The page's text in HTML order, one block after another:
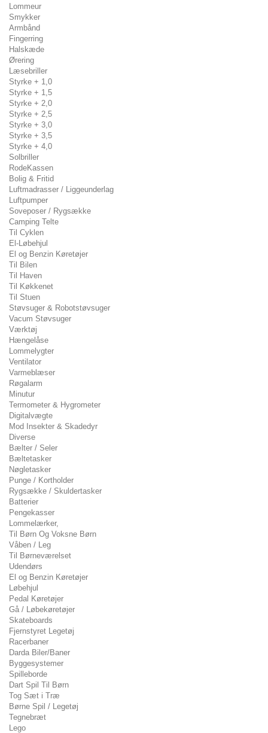
Lommeur
Smykker
Armbånd
Fingerring
Halskæde
Ørering
Læsebriller
Styrke + 1,0
Styrke + 1,5
Styrke + 2,0
Styrke + 2,5
Styrke + 3,0
Styrke + 3,5
Styrke + 4,0
Solbriller
RodeKassen
Bolig & Fritid
Luftmadrasser / Liggeunderlag
Luftpumper
Soveposer / Rygsække
Camping Telte
Til Cyklen
El-Løbehjul
El og Benzin Køretøjer
Til Bilen
Til Haven
Til Køkkenet
Til Stuen
Støvsuger & Robotstøvsuger
Vacum Støvsuger
Værktøj
Hængelåse
Lommelygter
Ventilator
Varmeblæser
Røgalarm
Minutur
Termometer & Hygrometer
Digitalvægte
Mod Insekter & Skadedyr
Diverse
Bælter / Seler
Bæltetasker
Nøgletasker
Punge / Kortholder
Rygsække / Skuldertasker
Batterier
Pengekasser
Lommelærker,
Til Børn Og Voksne Børn
Våben / Leg
Til Børneværelset
Udendørs
El og Benzin Køretøjer
Løbehjul
Pedal Køretøjer
Gå / Løbekøretøjer
Skateboards
Fjernstyret Legetøj
Racerbaner
Darda Biler/Baner
Byggesystemer
Spilleborde
Dart Spil Til Børn
Tog Sæt i Træ
Børne Spil / Legetøj
Tegnebræt
Lego